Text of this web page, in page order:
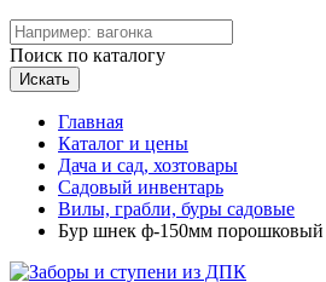
Поиск по каталогу
Искать
Главная
Каталог и цены
Дача и сад, хозтовары
Садовый инвентарь
Вилы, грабли, буры садовые
Бур шнек ф-150мм порошковый